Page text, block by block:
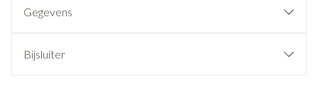
Gegevens
Bijsluiter